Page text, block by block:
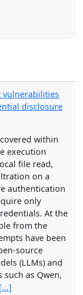
Belt
Magic
vulnerabilities
disclosure
within
execution
file read,
on a
authentication
only
At the
from the
have been
source
(LLMs) and
as Qwen,
[...]